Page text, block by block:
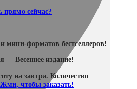
сейчас?
мини-форматов бестселлеров!
— Весеннее издание!
на завтра. Количество
Жми, чтобы заказать!